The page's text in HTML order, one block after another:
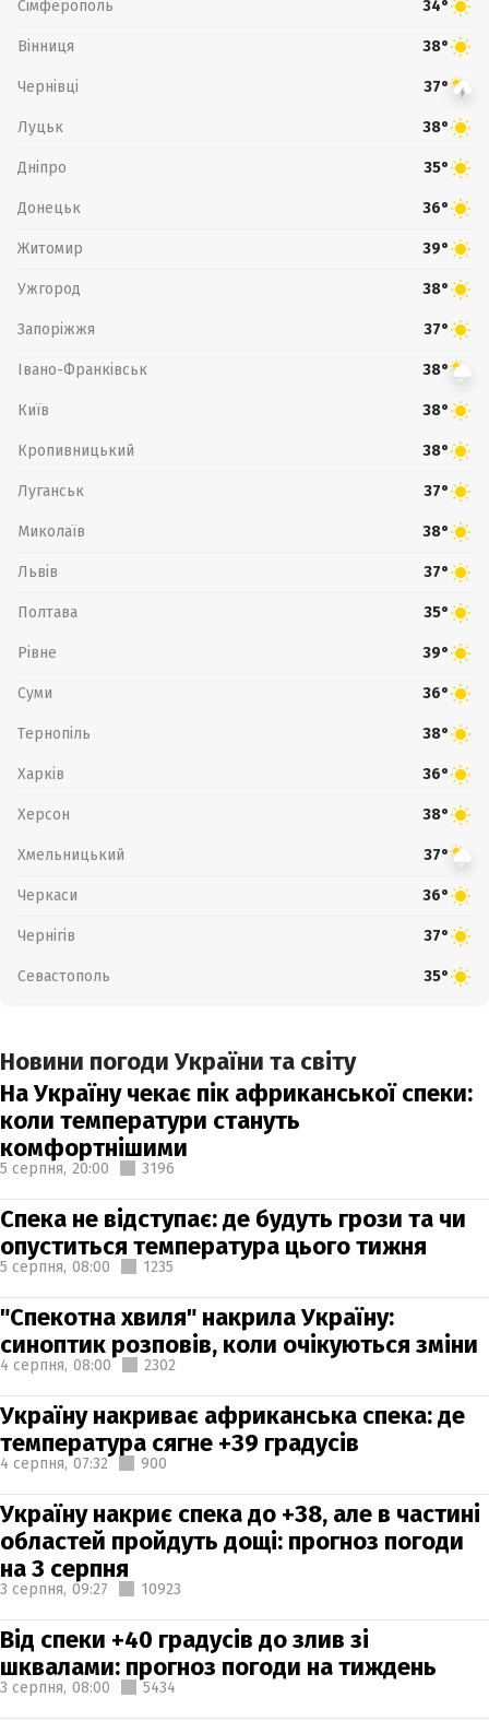
Сімферополь 34°
Вінниця 38°
Чернівці 37°
Луцьк 38°
Дніпро 35°
Донецьк 36°
Житомир 39°
Ужгород 38°
Запоріжжя 37°
Івано-Франківськ 38°
Київ 38°
Кропивницький 38°
Луганськ 37°
Миколаїв 38°
Львів 37°
Полтава 35°
Рівне 39°
Суми 36°
Тернопіль 38°
Харків 36°
Херсон 38°
Хмельницький 37°
Черкаси 36°
Чернігів 37°
Севастополь 35°
Новини погоди України та світу
На Україну чекає пік африканської спеки:
коли температури стануть
комфортнішими
5 серпня, 20:00 3196
Спека не відступає: де будуть грози та чи
опуститься температура цього тижня
5 серпня, 08:00 1235
"Спекотна хвиля" накрила Україну:
синоптик розповів, коли очікуються зміни
4 серпня, 08:00 2302
Україну накриває африканська спека: де
температура сягне +39 градусів
4 серпня, 07:32 900
Україну накриє спека до +38, але в частині
областей пройдуть дощі: прогноз погоди
на 3 серпня
3 серпня, 09:27 10923
Від спеки +40 градусів до злив зі
шквалами: прогноз погоди на тиждень
3 серпня, 08:00 5434